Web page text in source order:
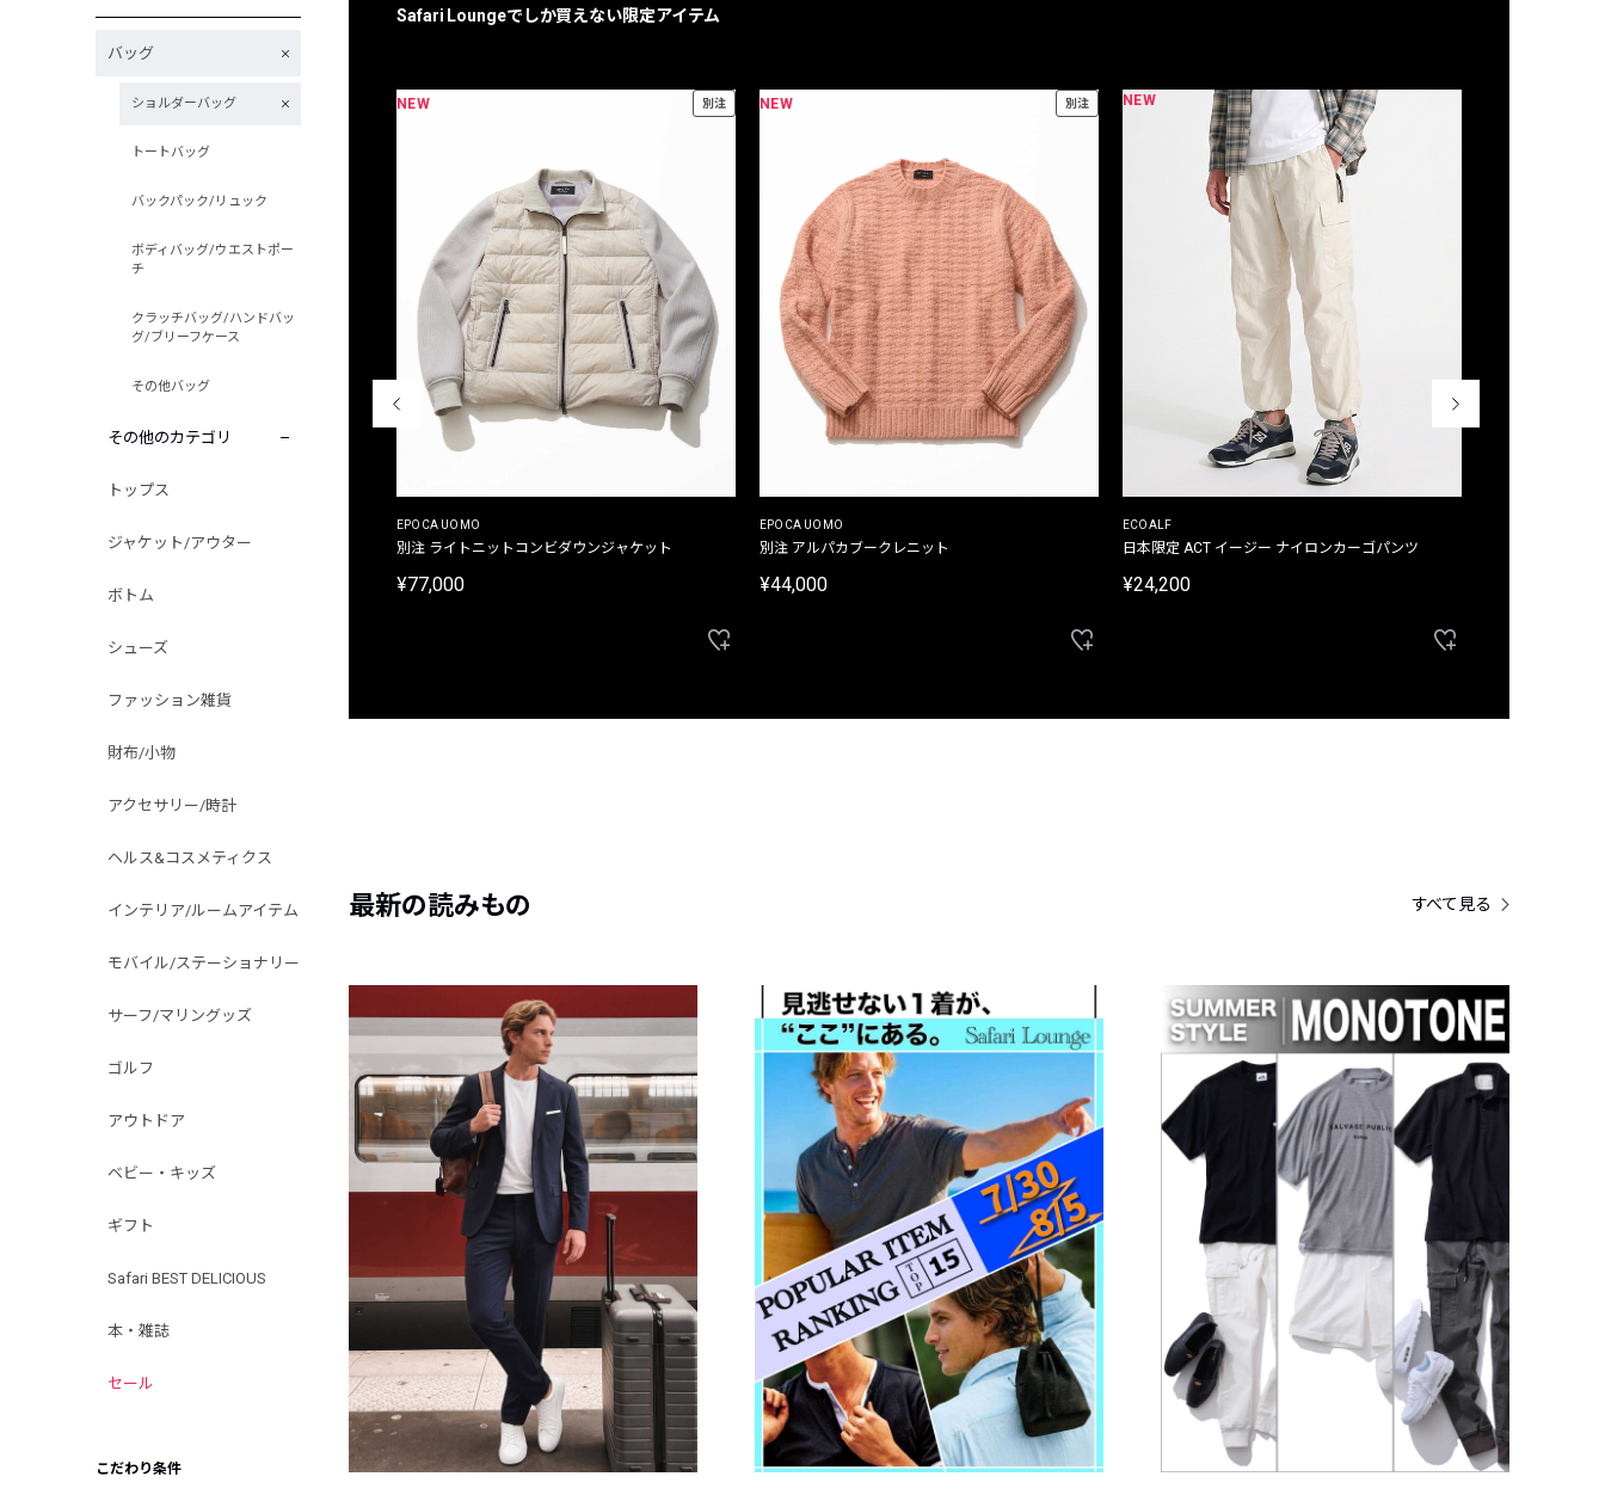
バッグ
ショルダーバッグ
トートバッグ
バックパック/リュック
ボディバッグ/ウエストポー
チ
クラッチバッグ/ハンドバッ
グ/ブリーフケース
その他バッグ
その他のカテゴリ
トップス
ジャケット/アウター
ボトム
シューズ
ファッション雑貨
財布/小物
アクセサリー/時計
ヘルス&コスメティクス
インテリア/ルームアイテム
モバイル/ステーショナリー
サーフ/マリングッズ
ゴルフ
アウトドア
ベビー・キッズ
ギフト
Safari BEST DELICIOUS
本・雑誌
セール
こだわり条件
Safari Loungeでしか買えない限定アイテム
別注限定 10oz 裏パイル プリントプルオーバーパ
NEW 別注
EPOCA UOMO
別注 ライトニットコンビダウンジャケット
¥77,000
NEW 別注
EPOCA UOMO
別注 アルパカブークレニット
¥44,000
NEW
ECOALF
日本限定 ACT イージー ナイロンカーゴパンツ
¥24,200
最新の読みもの すべて見る